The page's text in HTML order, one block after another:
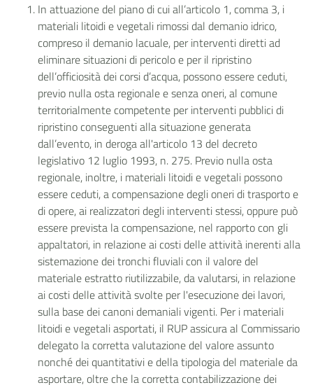
In attuazione del piano di cui all’articolo 1, comma 3, i
materiali litoidi e vegetali rimossi dal demanio idrico,
compreso il demanio lacuale, per interventi diretti ad
eliminare situazioni di pericolo e per il ripristino
dell’officiosità dei corsi d’acqua, possono essere ceduti,
previo nulla osta regionale e senza oneri, al comune
territorialmente competente per interventi pubblici di
ripristino conseguenti alla situazione generata
dall’evento, in deroga all'articolo 13 del decreto
legislativo 12 luglio 1993, n. 275. Previo nulla osta
regionale, inoltre, i materiali litoidi e vegetali possono
essere ceduti, a compensazione degli oneri di trasporto e
di opere, ai realizzatori degli interventi stessi, oppure può
essere prevista la compensazione, nel rapporto con gli
appaltatori, in relazione ai costi delle attività inerenti alla
sistemazione dei tronchi fluviali con il valore del
materiale estratto riutilizzabile, da valutarsi, in relazione
ai costi delle attività svolte per l'esecuzione dei lavori,
sulla base dei canoni demaniali vigenti. Per i materiali
litoidi e vegetali asportati, il RUP assicura al Commissario
delegato la corretta valutazione del valore assunto
nonché dei quantitativi e della tipologia del materiale da
asportare, oltre che la corretta contabilizzazione dei